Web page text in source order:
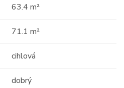
63.4 m²
71.1 m²
cihlová
dobrý